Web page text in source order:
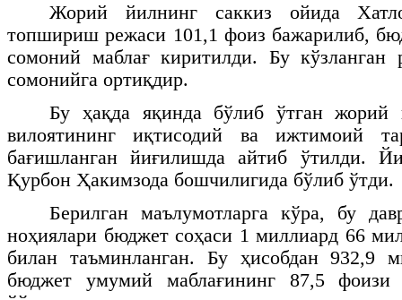
Жорий йилнинг саккиз ойида
топшириш режаси 101,1 фоиз бажарилиб,
сомоний маблағ киритилди. Бу
сомонийга ортиқдир.
Бу ҳақда яқинда бўлиб ўтган
вилоятининг иқтисодий ва ижтимоий
бағишланган йиғилишда айтиб ўтилди.
Қурбон Ҳакимзода бошчилигида бўлиб ўтди.
Берилган маълумотларга кўра, бу
ноҳиялари бюджет соҳаси 1 миллиард 66
билан таъминланган. Бу ҳисобдан 932,9
бюджет умумий маблағининг 87,5 фоизи